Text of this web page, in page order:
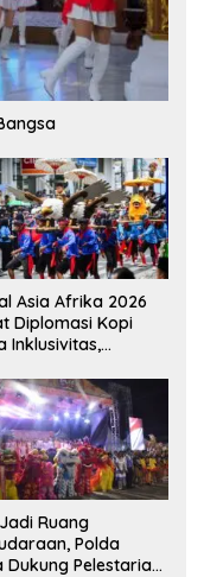
Asia Afrika 2026
Diplomasi Kopi
Inklusivitas,
Ruang
Polda
Dukung Pelestarian